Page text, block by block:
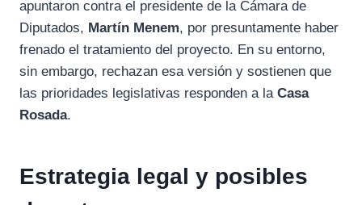
apuntaron contra el presidente de la Cámara de
Diputados, Martín Menem, por presuntamente haber
frenado el tratamiento del proyecto. En su entorno,
sin embargo, rechazan esa versión y sostienen que
las prioridades legislativas responden a la Casa
Rosada.
Estrategia legal y posibles